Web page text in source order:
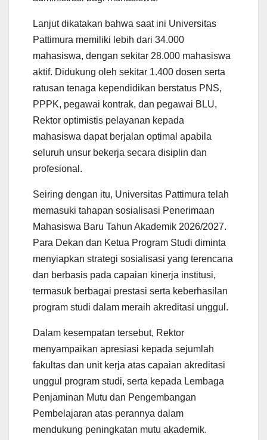
Lanjut dikatakan bahwa saat ini Universitas
Pattimura memiliki lebih dari 34.000
mahasiswa, dengan sekitar 28.000 mahasiswa
aktif. Didukung oleh sekitar 1.400 dosen serta
ratusan tenaga kependidikan berstatus PNS,
PPPK, pegawai kontrak, dan pegawai BLU,
Rektor optimistis pelayanan kepada
mahasiswa dapat berjalan optimal apabila
seluruh unsur bekerja secara disiplin dan
profesional.
Seiring dengan itu, Universitas Pattimura telah
memasuki tahapan sosialisasi Penerimaan
Mahasiswa Baru Tahun Akademik 2026/2027.
Para Dekan dan Ketua Program Studi diminta
menyiapkan strategi sosialisasi yang terencana
dan berbasis pada capaian kinerja institusi,
termasuk berbagai prestasi serta keberhasilan
program studi dalam meraih akreditasi unggul.
Dalam kesempatan tersebut, Rektor
menyampaikan apresiasi kepada sejumlah
fakultas dan unit kerja atas capaian akreditasi
unggul program studi, serta kepada Lembaga
Penjaminan Mutu dan Pengembangan
Pembelajaran atas perannya dalam
mendukung peningkatan mutu akademik.